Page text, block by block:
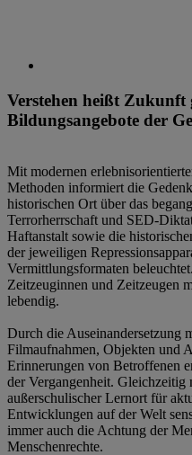
Verstehen heißt Zukunft
Bildungsangebote der
Mit modernen
Methoden informiert die
historischen Ort über das
Terrorherrschaft und SED-
Haftanstalt sowie die
der jeweiligen
Vermittlungsformaten
Zeitzeuginnen und Zeitzeugen
lebendig.
Durch die Auseinandersetzung
Filmaufnahmen, Objekten und
Erinnerungen von Betroffenen
der Vergangenheit. Gleichzeitig
außerschulischer Lernort für
Entwicklungen auf der Welt
immer auch die Achtung der
Menschenrechte.